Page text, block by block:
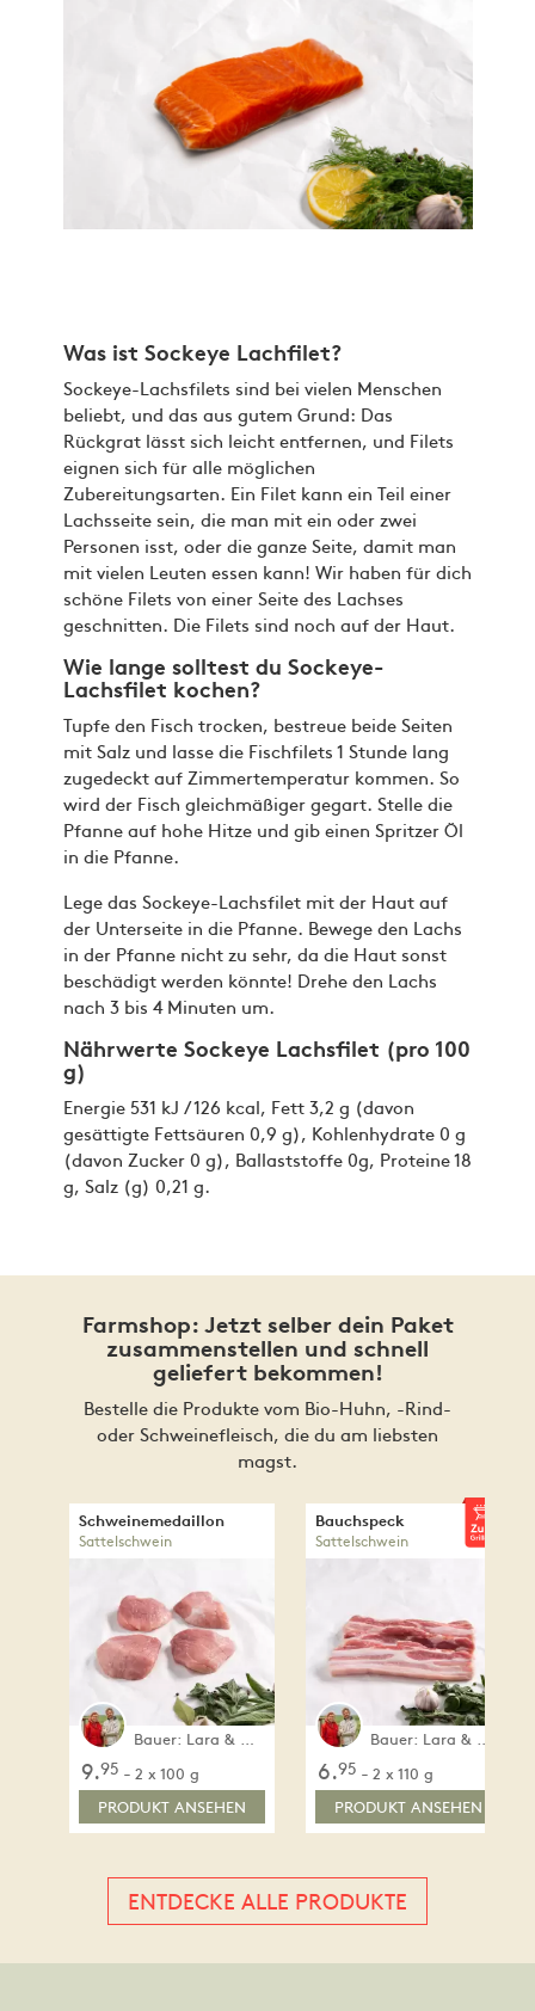
Was ist Sockeye Lachfilet?
Sockeye-Lachsfilets sind bei vielen Menschen
beliebt, und das aus gutem Grund: Das
Rückgrat lässt sich leicht entfernen, und Filets
eignen sich für alle möglichen
Zubereitungsarten. Ein Filet kann ein Teil einer
Lachsseite sein, die man mit ein oder zwei
Personen isst, oder die ganze Seite, damit man
mit vielen Leuten essen kann! Wir haben für dich
schöne Filets von einer Seite des Lachses
geschnitten. Die Filets sind noch auf der Haut.
Wie lange solltest du Sockeye-
Lachsfilet kochen?
Tupfe den Fisch trocken, bestreue beide Seiten
mit Salz und lasse die Fischfilets 1 Stunde lang
zugedeckt auf Zimmertemperatur kommen. So
wird der Fisch gleichmäßiger gegart. Stelle die
Pfanne auf hohe Hitze und gib einen Spritzer Öl
in die Pfanne.
Lege das Sockeye-Lachsfilet mit der Haut auf
der Unterseite in die Pfanne. Bewege den Lachs
in der Pfanne nicht zu sehr, da die Haut sonst
beschädigt werden könnte! Drehe den Lachs
nach 3 bis 4 Minuten um.
Nährwerte Sockeye Lachsfilet (pro 100
g)
Energie 531 kJ / 126 kcal, Fett 3,2 g (davon
gesättigte Fettsäuren 0,9 g), Kohlenhydrate 0 g
(davon Zucker 0 g), Ballaststoffe 0g, Proteine 18
g, Salz (g) 0,21 g.
Farmshop: Jetzt selber dein Paket
zusammenstellen und schnell
geliefert bekommen!
Bestelle die Produkte vom Bio-Huhn, -Rind-
oder Schweinefleisch, die du am liebsten
magst.
Schweinemedaillon
Sattelschwein
Bauer: Lara & Markus Jenner
9.95 - 2 x 100 g
PRODUKT ANSEHEN
Bauchspeck
Sattelschwein
Bauer: Lara & Markus Jenner
6.95 - 2 x 110 g
PRODUKT ANSEHEN
ENTDECKE ALLE PRODUKTE